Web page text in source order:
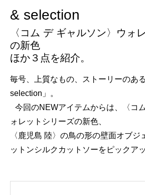
& selection
〈コム デ ギャルソン〉ウォ
の新色
ほか３点を紹介。
毎号、上質なもの、ストーリーのあ
selection」。
今回のNEWアイテムからは、〈コ
ォレットシリーズの新色、
〈鹿児島 陸〉の鳥の形の壁面オブジ
ットンシルクカットソーをピックア